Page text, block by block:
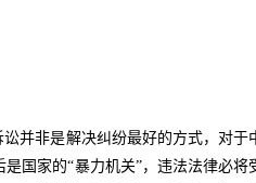
并非是解决纠纷最好的方式，对于
国家的“暴力机关”，违法法律必将